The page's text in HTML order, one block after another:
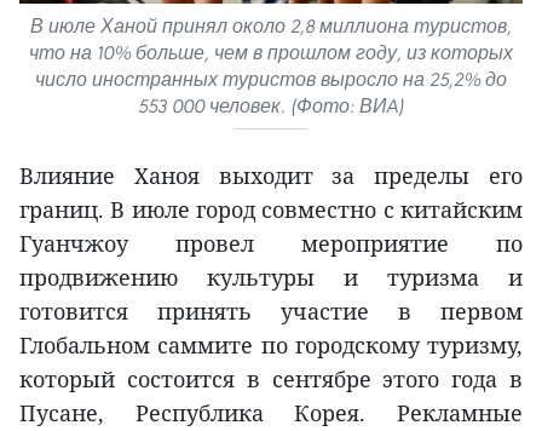
В июле Ханой принял около 2,8 миллиона туристов,
что на 10% больше, чем в прошлом году, из которых
число иностранных туристов выросло на 25,2% до
553 000 человек. (Фото: ВИA)
Влияние Ханоя выходит за пределы его
границ. В июле город совместно с китайским
Гуанчжоу провел мероприятие по
продвижению культуры и туризма и
готовится принять участие в первом
Глобальном саммите по городскому туризму,
который состоится в сентябре этого года в
Пусане, Республика Корея. Рекламные